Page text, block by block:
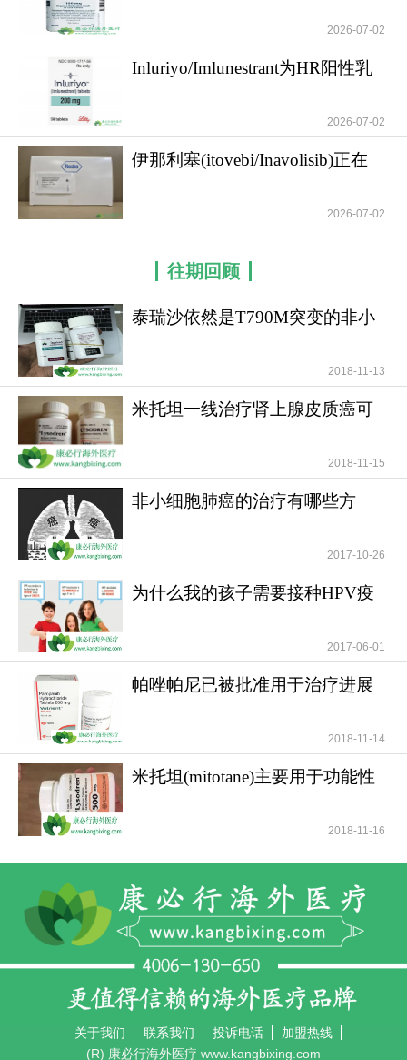
2026-07-02
Inluriyo/Imlunestrant为HR阳性乳
2026-07-02
伊那利塞(itovebi/Inavolisib)正在
2026-07-02
往期回顾
泰瑞沙依然是T790M突变的非小
2018-11-13
米托坦一线治疗肾上腺皮质癌可
2018-11-15
非小细胞肺癌的治疗有哪些方
2017-10-26
为什么我的孩子需要接种HPV疫
2017-06-01
帕唑帕尼已被批准用于治疗进展
2018-11-14
米托坦(mitotane)主要用于功能性
2018-11-16
关于我们 联系我们 投诉电话
加盟热线
(R) 康必行海外医疗 www.kangbixing.com